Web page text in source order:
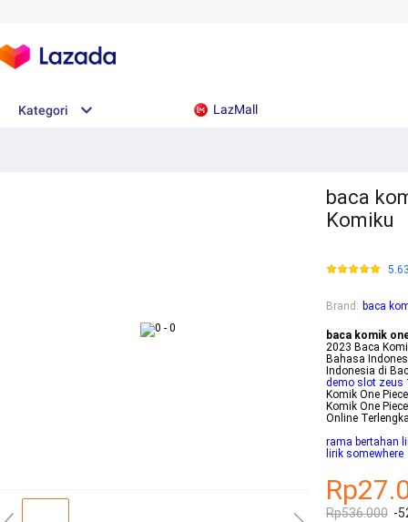
Kategori LazMall
baca
Komiku
Brand : baca
baca komik
2023 Baca
Bahasa
Indonesia di
demo slot zeus
Komik One
Komik One
Online
rama bertahan
lirik somewhere
Rp536.000 -